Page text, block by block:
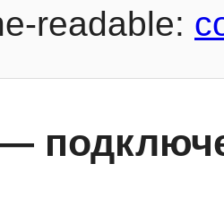
readable: